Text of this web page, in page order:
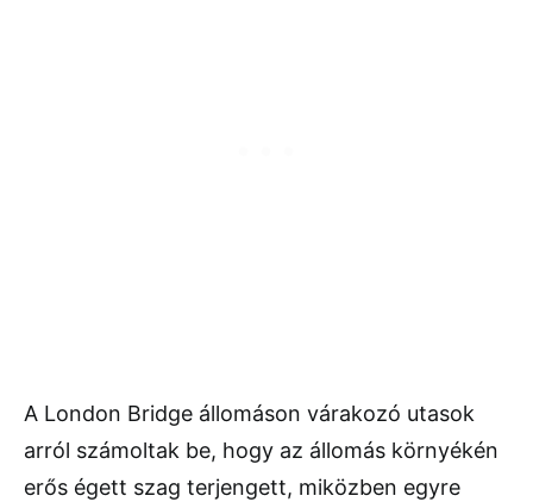
A London Bridge állomáson várakozó utasok
arról számoltak be, hogy az állomás környékén
erős égett szag terjengett, miközben egyre